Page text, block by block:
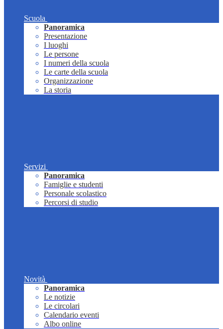
Scuola
Panoramica
Presentazione
I luoghi
Le persone
I numeri della scuola
Le carte della scuola
Organizzazione
La storia
Servizi
Panoramica
Famiglie e studenti
Personale scolastico
Percorsi di studio
Novità
Panoramica
Le notizie
Le circolari
Calendario eventi
Albo online